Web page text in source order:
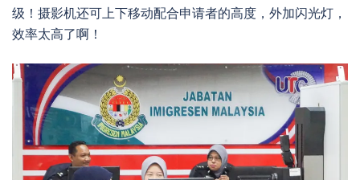
级！摄影机还可上下移动配合申请者的高度，外加闪光灯，
效率太高了啊！